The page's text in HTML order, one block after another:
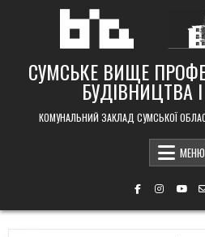
СУМСЬКЕ ВИЩЕ
БУДІВНИЦТВА
КОМУНАЛЬНИЙ ЗАКЛАД СУМСЬКОЇ
МЕНЮ